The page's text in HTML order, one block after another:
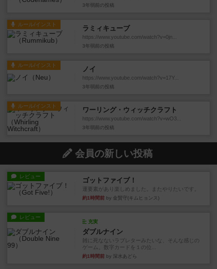
3年弱前 の投稿
ルール/インスト ラミィキューブ
https://www.youtube.com/watch?v=0jn...
3年弱前 の投稿
ルール/インスト ノイ
https://www.youtube.com/watch?v=17Y...
3年弱前 の投稿
ルール/インスト ワーリング・ウィッチクラフト
https://www.youtube.com/watch?v=wO3...
3年弱前 の投稿
会員の新しい投稿
レビュー ゴットファイブ！
運要素があり楽しめました。またやりたいです。
約1時間前 by 金賢守(キムヒョンス)
レビュー
充実
ダブルナイン
雑に死なないラブレターみたいな、そんな感じの
ゲーム。数字カードを１の位...
約1時間前 by 深水あどら